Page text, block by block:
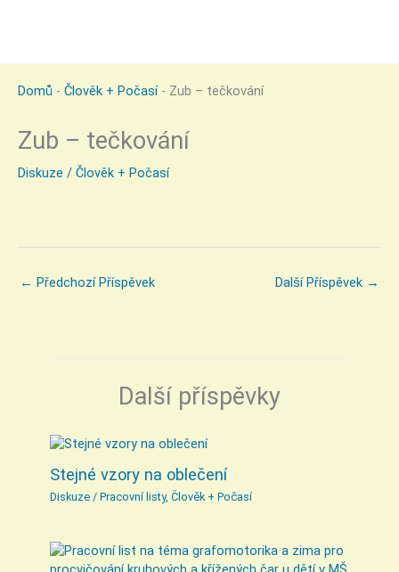
Domů - Člověk + Počasí- Zub – tečkování
Zub – tečkování
Diskuze / Člověk + Počasí
← Předchozí Příspěvek Další Příspěvek →
Další příspěvky
Stejné vzory na oblečení
Diskuze /Pracovní listy,Člověk + Počasí